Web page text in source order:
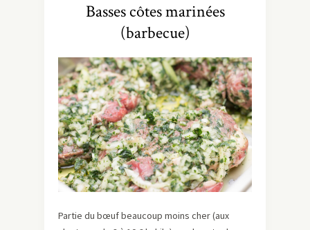
Basses côtes marinées
(barbecue)
Partie du bœuf beaucoup moins cher (aux